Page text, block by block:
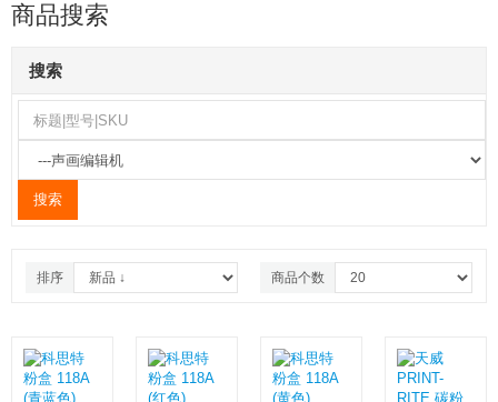
商品搜索
搜索
排序 商品个数